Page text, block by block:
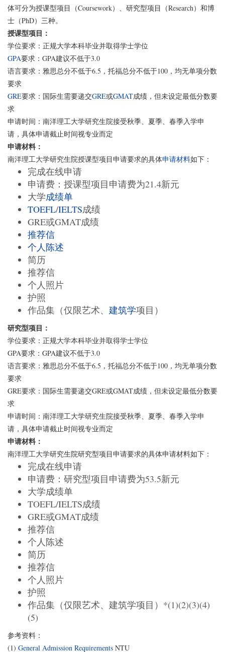
体可分为授课型项目（Coursework）、研究型项目（Research）和博
士（PhD）三种。
授课型项目：
学位要求：正规大学本科毕业并取得学士学位
GPA要求：GPA建议不低于3.0
语言要求：雅思总分不低于6.5，托福总分不低于100，均无单项分数
要求
GRE要求：国际生需要递交GRE或GMAT成绩，但未设定最低分数要
求
申请时间：南洋理工大学研究生院接受秋季、夏季、春季入学申
请，具体申请截止时间视专业而定
申请材料：
南洋理工大学研究生院授课型项目申请要求的具体申请材料如下：
完成在线申请
申请费：授课型项目申请费为21.4新元
大学成绩单
TOEFL/IELTS成绩
GRE或GMAT成绩
推荐信
个人陈述
简历
推荐信
个人照片
护照
作品集（仅限艺术、 建筑学项目）
研究型项目：
学位要求：正规大学本科毕业并取得学士学位
GPA要求：GPA建议不低于3.0
语言要求：雅思总分不低于6.5，托福总分不低于100，均无单项分数
要求
GRE要求：国际生需要递交GRE或GMAT成绩，但未设定最低分数要
求
申请时间：南洋理工大学研究生院接受秋季、夏季、春季入学申
请，具体申请截止时间视专业而定
申请材料：
南洋理工大学研究生院研究型项目申请要求的具体申请材料如下：
完成在线申请
申请费：研究型项目申请费为53.5新元
大学成绩单
TOEFL/IELTS成绩
GRE或GMAT成绩
推荐信
个人陈述
简历
推荐信
个人照片
护照
作品集（仅限艺术、建筑学项目）*(1)(2)(3)(4)
(5)
参考资料：
(1) General Admission Requirements NTU